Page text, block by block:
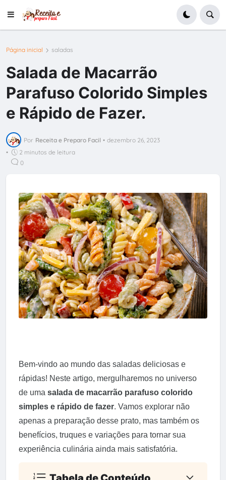
Página inicial saladas
Salada de Macarrão
Parafuso Colorido Simples
e Rápido de Fazer.
Por Receita e Preparo Facil • dezembro 26, 2023
•
2 minutos de leitura
0
Bem-vindo ao mundo das saladas deliciosas e
rápidas! Neste artigo, mergulharemos no universo
de uma salada de macarrão parafuso colorido
simples e rápido de fazer. Vamos explorar não
apenas a preparação desse prato, mas também os
benefícios, truques e variações para tornar sua
experiência culinária ainda mais satisfatória.